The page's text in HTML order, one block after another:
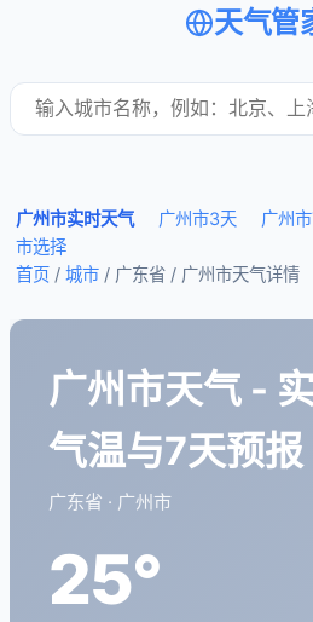
天气管
广州市实时天气 广州市3天 广州
市选择
首页 / 城市 / 广东省 / 广州市天气详情
广州市天气 -
气温与7天预报
广东省 · 广州市
25°